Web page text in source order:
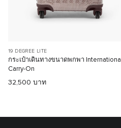
19 DEGREE LITE
กระเป๋าเดินทางขนาดพกพา International
Carry-On
32,500 บาท